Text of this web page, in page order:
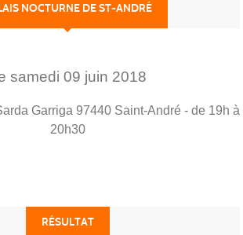
NOCTURNE DE ST-ANDRÉ
samedi 09 juin 2018
Garriga 97440 Saint-André - de 19h à
20h30
RÉSULTAT